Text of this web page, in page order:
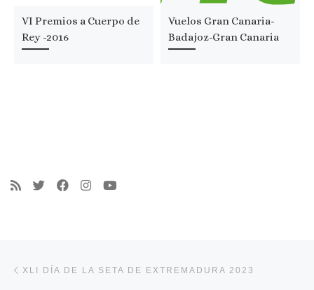
VI Premios a Cuerpo de
Rey -2016
Vuelos Gran Canaria-
Badajoz-Gran Canaria
XLI DÍA DE LA SETA DE EXTREMADURA 2023